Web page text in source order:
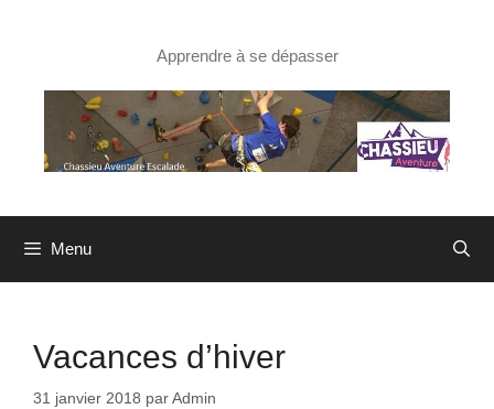
Apprendre à se dépasser
Menu
Vacances d’hiver
31 janvier 2018 parAdmin